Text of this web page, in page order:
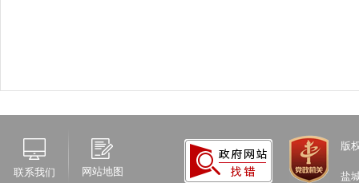
联系我们 网站地图
版
盐